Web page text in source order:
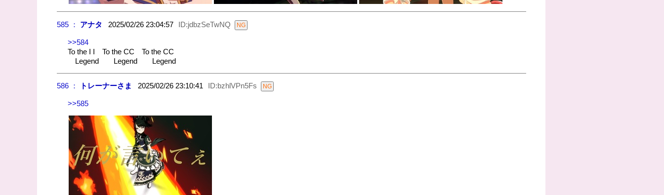
585 ： アナタ 2025/02/26 23:04:57 ID:jdbzSeTwNQ
>>584
To the I I To the CC To the CC
Legend Legend Legend
586 ： トレーナーさま 2025/02/26 23:10:41 ID:bzhlVPn5Fs
>>585